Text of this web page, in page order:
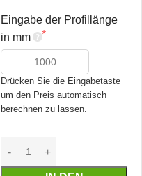
Eingabe der Profillänge
in mm
Drücken Sie die Eingabetaste
um den Preis automatisch
berechnen zu lassen.